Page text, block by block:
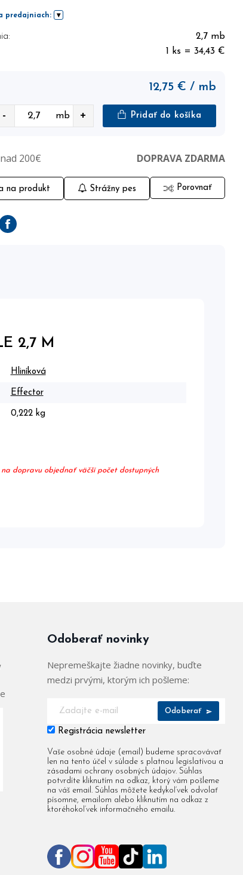
predajniach:
2,7 mb
1 ks = 34,43 €
12,75 € / mb
- mb + Pridať do košíka
200€ DOPRAVA ZDARMA
na produkt Strážny pes Porovnať
Facebook
2,7 M
Hliníková
Effector
0,222 kg
dopravu objednať väčší počet dostupných
Odoberať novinky
Nepremeškajte žiadne novinky, buďte
medzi prvými, ktorým ich pošleme:
Odoberať
Registrácia newsletter
Vaše osobné údaje (email) budeme spracovávať
len na tento účel v súlade s platnou legislatívou a
zásadami ochrany osobných údajov. Súhlas
potvrdíte kliknutím na odkaz, ktorý vám pošleme
na váš email. Súhlas môžete kedykoľvek odvolať
písomne, emailom alebo kliknutím na odkaz z
ktoréhokoľvek informačného emailu.